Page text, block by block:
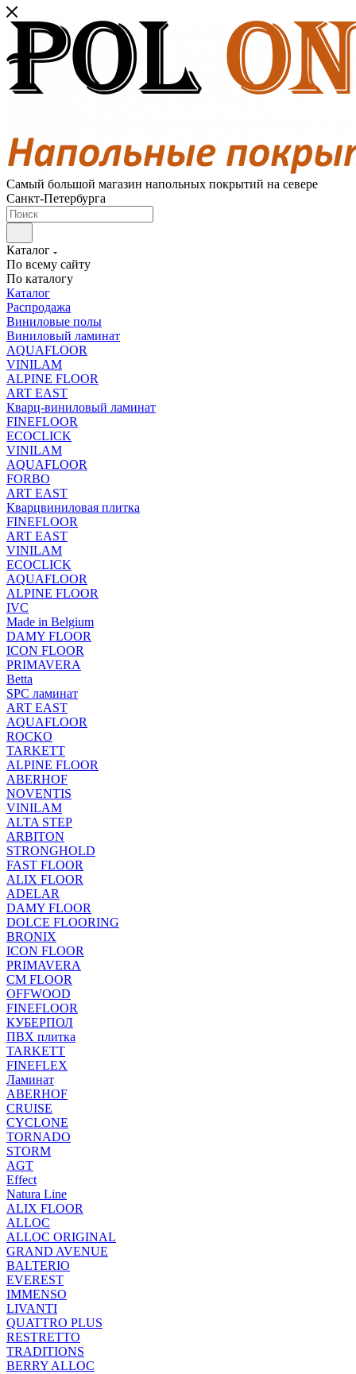
Самый большой магазин напольных покрытий на севере
Санкт-Петербурга
Каталог
По всему сайту
По каталогу
Каталог
Распродажа
Виниловые полы
Виниловый ламинат
AQUAFLOOR
VINILAM
ALPINE FLOOR
ART EAST
Кварц-виниловый ламинат
FINEFLOOR
ECOCLICK
VINILAM
AQUAFLOOR
FORBO
ART EAST
Кварцвиниловая плитка
FINEFLOOR
ART EAST
VINILAM
ECOCLICK
AQUAFLOOR
ALPINE FLOOR
IVC
Made in Belgium
DAMY FLOOR
ICON FLOOR
PRIMAVERA
Betta
SPC ламинат
ART EAST
AQUAFLOOR
ROCKO
TARKETT
ALPINE FLOOR
ABERHOF
NOVENTIS
VINILAM
ALTA STEP
ARBITON
STRONGHOLD
FAST FLOOR
ALIX FLOOR
ADELAR
DAMY FLOOR
DOLCE FLOORING
BRONIX
ICON FLOOR
PRIMAVERA
CM FLOOR
OFFWOOD
FINEFLOOR
КУБЕРПОЛ
ПВХ плитка
TARKETT
FINEFLEX
Ламинат
ABERHOF
CRUISE
CYCLONE
TORNADO
STORM
AGT
Effect
Natura Line
ALIX FLOOR
ALLOC
ALLOC ORIGINAL
GRAND AVENUE
BALTERIO
EVEREST
IMMENSO
LIVANTI
QUATTRO PLUS
RESTRETTO
TRADITIONS
BERRY ALLOC